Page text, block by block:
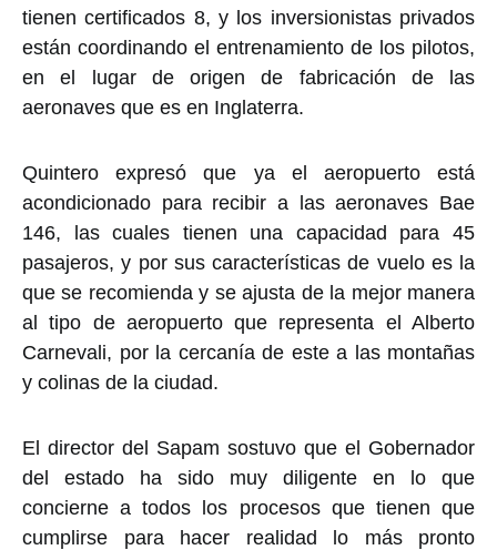
tienen certificados 8, y los inversionistas privados
están coordinando el entrenamiento de los pilotos,
en el lugar de origen de fabricación de las
aeronaves que es en Inglaterra.
Quintero expresó que ya el aeropuerto está
acondicionado para recibir a las aeronaves Bae
146, las cuales tienen una capacidad para 45
pasajeros, y por sus características de vuelo es la
que se recomienda y se ajusta de la mejor manera
al tipo de aeropuerto que representa el Alberto
Carnevali, por la cercanía de este a las montañas
y colinas de la ciudad.
El director del Sapam sostuvo que el Gobernador
del estado ha sido muy diligente en lo que
concierne a todos los procesos que tienen que
cumplirse para hacer realidad lo más pronto